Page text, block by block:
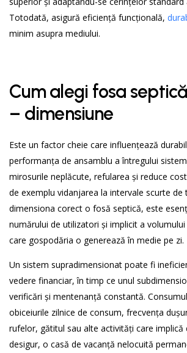
Totodată, asigură eficiență funcțională,
minim asupra mediului.
Cum alegi fosa
– dimensiune
Este un factor cheie care influențează
performanța de ansamblu a întregului
mirosurile neplăcute, refularea și reduce
de exemplu vidanjarea la intervale scurte de
dimensiona corect o fosă septică, este
numărului de utilizatori și implicit a
care gospodăria o generează în medie pe zi.
Un sistem supradimensionat poate fi
vedere financiar, în timp ce unul
verificări și mentenanță constantă.
obiceiurile zilnice de consum, frecvența
rufelor, gătitul sau alte activități care implică
desigur, o casă de vacanță nelocuită